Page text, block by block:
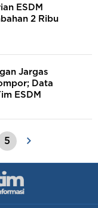
ESDM
2 Ribu
Jargas
Data
ESDM
5